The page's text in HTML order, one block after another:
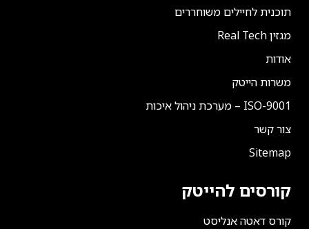
תוכנית לחיילים משוחררים
מגזין Real Tech
אודות
משרות הייטק
ISO-9001 – מערכת ניהול איכות
צור קשר
Sitemap
קורסים להייטק
קורס דאטה אנליסט